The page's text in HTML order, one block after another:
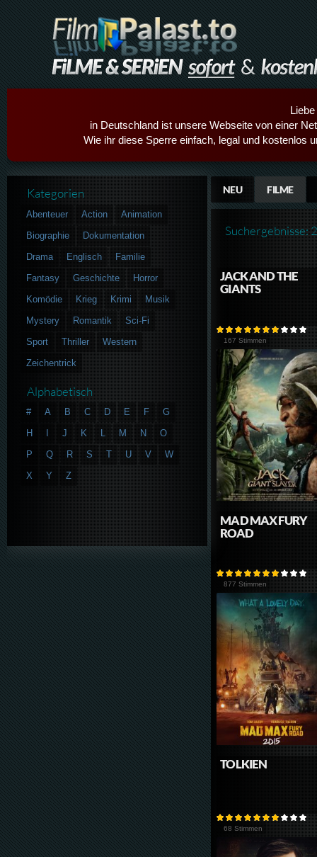
in Deutschland ist unsere Webseite von einer
Wie ihr diese Sperre einfach, legal und kostenlos
NEU FILME
Suchergebnisse:
JACK AND THE
GIANTS
167 Stimmen
MAD MAX FURY
ROAD
877 Stimmen
TOLKIEN
68 Stimmen
Kategorien
Abenteuer Action
Animation
Biographie
Dokumentation
Drama
Englisch
Familie
Fantasy
Geschichte
Horror
Komödie
Krieg Krimi
Musik
Mystery
Romantik
Sci-Fi
Sport
Thriller
Western
Zeichentrick
Alphabetisch
# A B C D E F
G
H
J K L M N
O
P
Q R S T U V
W
X
Y Z